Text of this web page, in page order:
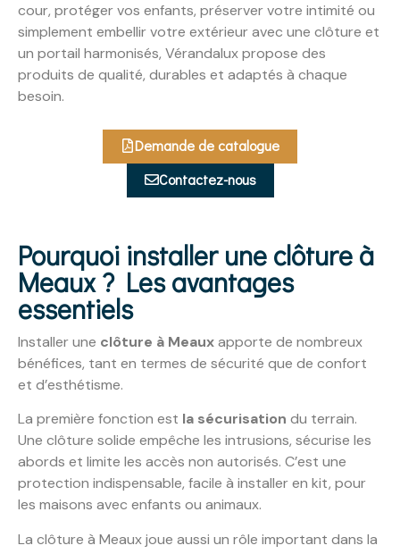
cour, protéger vos enfants, préserver votre intimité ou
simplement embellir votre extérieur avec une clôture et
un portail harmonisés, Vérandalux propose des
produits de qualité, durables et adaptés à chaque
besoin.
Demande de catalogue
Contactez-nous
Pourquoi installer une clôture à
Meaux ? Les avantages
essentiels
Installer une clôture à Meauxapporte de nombreux
bénéfices, tant en termes de sécurité que de confort
et d’esthétisme.
La première fonction est la sécurisation du terrain.
Une clôture solide empêche les intrusions, sécurise les
abords et limite les accès non autorisés. C’est une
protection indispensable, facile à installer en kit, pour
les maisons avec enfants ou animaux.
La clôture à Meaux joue aussi un rôle important dans la